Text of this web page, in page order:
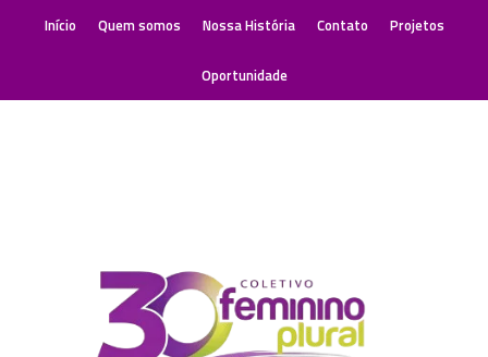
Início Quem somos Nossa História Contato Projetos
Oportunidade